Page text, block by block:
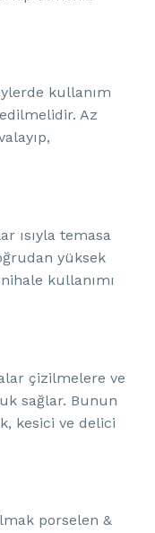
kullanım
Az
ısıyla temasa
yüksek
kullanımı
çizilmelere ve
sağlar. Bunun
kesici ve delici
porselen &